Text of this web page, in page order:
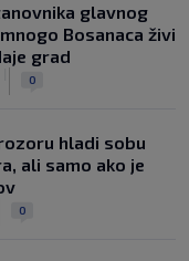
glavnog
Bosanaca živi
grad
0
hladi sobu
ali samo ako je
0